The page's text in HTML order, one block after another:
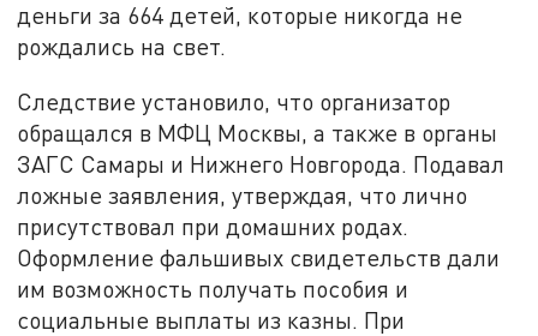
деньги за 664 детей, которые никогда не
рождались на свет.
Следствие установило, что организатор
обращался в МФЦ Москвы, а также в органы
ЗАГС Самары и Нижнего Новгорода. Подавал
ложные заявления, утверждая, что лично
присутствовал при домашних родах.
Оформление фальшивых свидетельств дали
им возможность получать пособия и
социальные выплаты из казны. При